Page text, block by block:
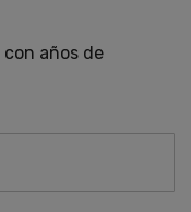
con años de